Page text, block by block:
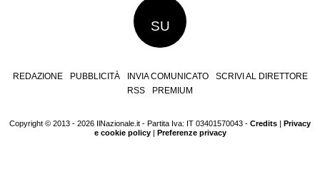
SU
REDAZIONE PUBBLICITÀ INVIA COMUNICATO
SCRIVI AL DIRETTORE
RSS
PREMIUM
Copyright © 2013 - 2026 IlNazionale.it - Partita Iva: IT 03401570043 - Credits | Privacy
e cookie policy| Preferenze privacy